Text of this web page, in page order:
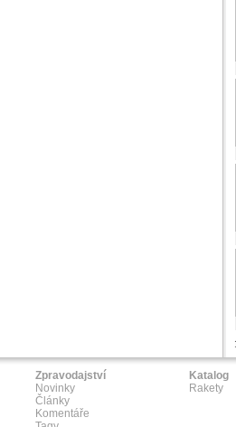
Zpravodajství
Novinky
Články
Komentáře
Katalog
Rakety